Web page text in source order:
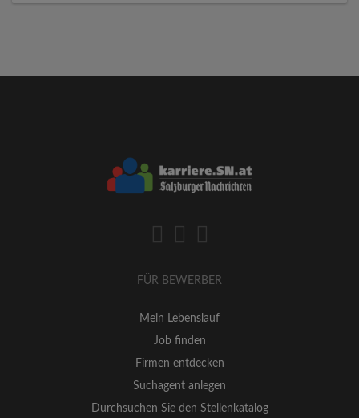
FÜR BEWERBER
Mein Lebenslauf
Job finden
Firmen entdecken
Suchagent anlegen
Durchsuchen Sie den Stellenkatalog